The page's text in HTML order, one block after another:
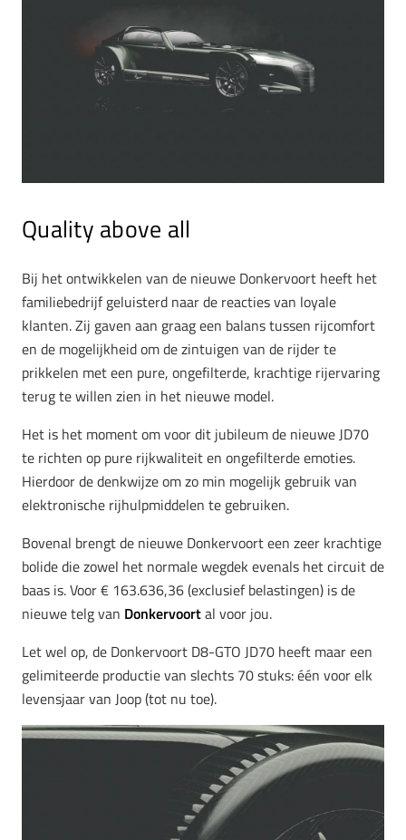
Quality above all
Bij het ontwikkelen van de nieuwe Donkervoort heeft het
familiebedrijf geluisterd naar de reacties van loyale
klanten. Zij gaven aan graag een balans tussen rijcomfort
en de mogelijkheid om de zintuigen van de rijder te
prikkelen met een pure, ongefilterde, krachtige rijervaring
terug te willen zien in het nieuwe model.
Het is het moment om voor dit jubileum de nieuwe JD70
te richten op pure rijkwaliteit en ongefilterde emoties.
Hierdoor de denkwijze om zo min mogelijk gebruik van
elektronische rijhulpmiddelen te gebruiken.
Bovenal brengt de nieuwe Donkervoort een zeer krachtige
bolide die zowel het normale wegdek evenals het circuit de
baas is. Voor € 163.636,36 (exclusief belastingen) is de
nieuwe telg van Donkervoortal voor jou.
Let wel op, de Donkervoort D8-GTO JD70 heeft maar een
gelimiteerde productie van slechts 70 stuks: één voor elk
levensjaar van Joop (tot nu toe).